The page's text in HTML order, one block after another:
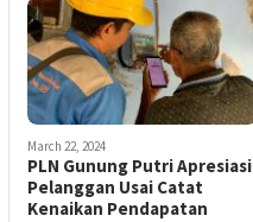
March 22, 2024
PLN Gunung Putri Apresiasi
Pelanggan Usai Catat
Kenaikan Pendapatan